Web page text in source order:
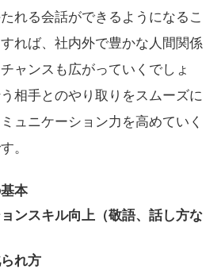
れる会話ができるようになるこ
れば、社内外で豊かな人間関係
ャンスも広がっていくでしょ
相手とのやり取りをスムーズに
ュニケーション力を高めていく
。
本
ンスキル向上（敬語、話し方な
れ方